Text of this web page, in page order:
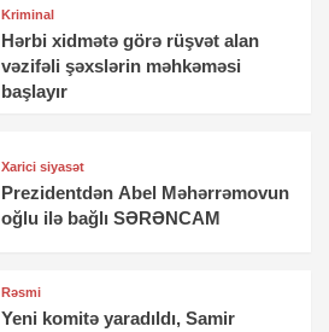
Kriminal
Hərbi xidmətə görə rüşvət alan
vəzifəli şəxslərin məhkəməsi
başlayır
Xarici siyasət
Prezidentdən Abel Məhərrəmovun
oğlu ilə bağlı SƏRƏNCAM
Rəsmi
Yeni komitə yaradıldı, Samir